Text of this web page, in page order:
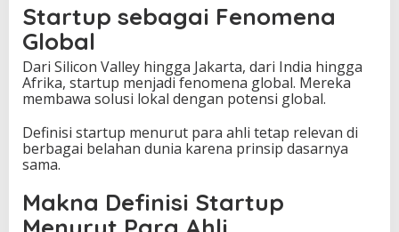
Startup sebagai Fenomena
Global
Dari Silicon Valley hingga Jakarta, dari India hingga
Afrika, startup menjadi fenomena global. Mereka
membawa solusi lokal dengan potensi global.
Definisi startup menurut para ahli tetap relevan di
berbagai belahan dunia karena prinsip dasarnya
sama.
Makna Definisi Startup